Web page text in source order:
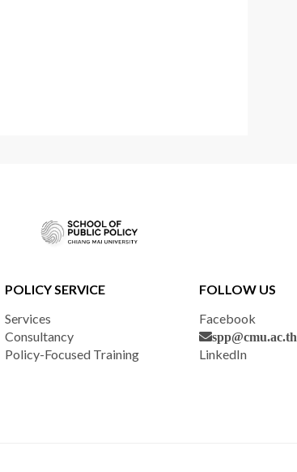
POLICY SERVICE
Services
Consultancy
Policy-Focused Training
FOLLOW US
Facebook
spp@cmu.ac.th
LinkedIn